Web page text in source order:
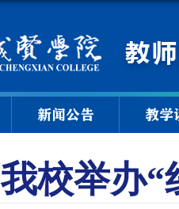
新闻公告 教学
我校举办“